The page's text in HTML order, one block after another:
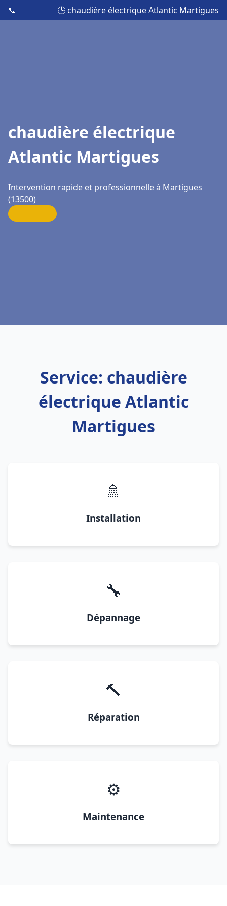
📞 🕒 chaudière électrique Atlantic Martigues
chaudière électrique
Atlantic Martigues
Intervention rapide et professionnelle à Martigues
(13500)
Service: chaudière
électrique Atlantic
Martigues
🚿
Installation
🔧
Dépannage
🔨
Réparation
⚙️
Maintenance